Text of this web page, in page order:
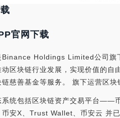
官网下载
Binance Holdings Limited公司旗
动区块链行业发展，实现价值的自
慈善基金等服务。 旗下运营区块
系统包括区块链资产交易平台——
币安X、Trust Wallet、币安云 并